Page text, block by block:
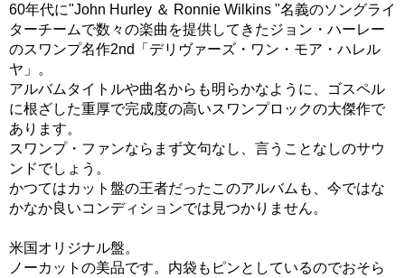
60年代に"John Hurley ＆ Ronnie Wilkins "名義のソングライ
ターチームで数々の楽曲を提供してきたジョン・ハーレー
のスワンプ名作2nd「デリヴァーズ・ワン・モア・ハレル
ヤ」。
アルバムタイトルや曲名からも明らかなように、ゴスペル
に根ざした重厚で完成度の高いスワンプロックの大傑作で
あります。
スワンプ・ファンならまず文句なし、言うことなしのサウ
ンドでしょう。
かつてはカット盤の王者だったこのアルバムも、今ではな
かなか良いコンディションでは見つかりません。
米国オリジナル盤。
ノーカットの美品です。内袋もピンとしているのでおそら